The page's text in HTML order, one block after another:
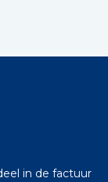
in de factuur